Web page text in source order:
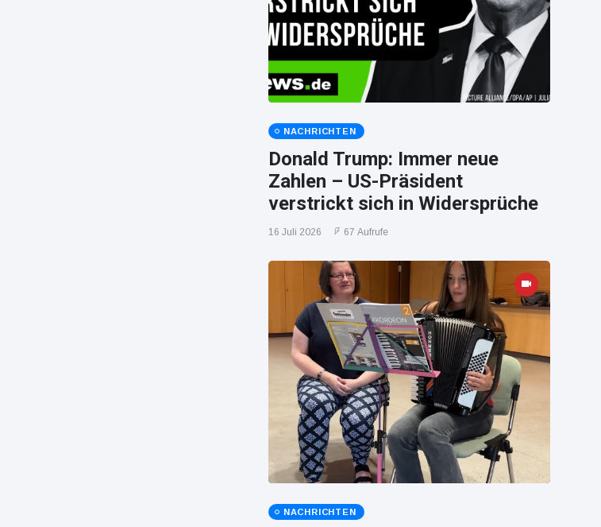
NACHRICHTEN
Donald Trump: Immer neue
Zahlen – US-Präsident
verstrickt sich in Widersprüche
16 Juli 2026 67 Aufrufe
NACHRICHTEN